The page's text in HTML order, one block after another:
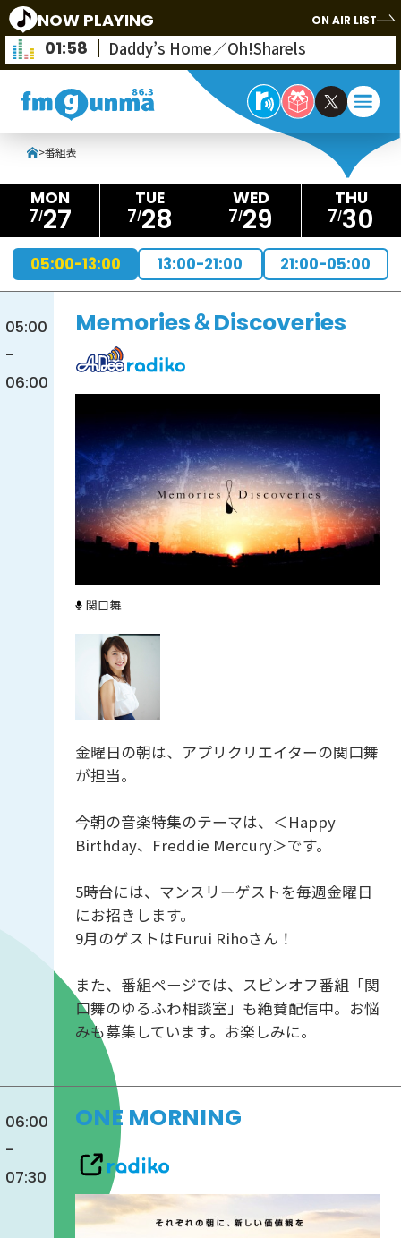
NOW PLAYING ON AIR LIST
01:58 Daddy’s Home／Oh!Sharels
>番組表
7 27 7 28 7 29 7 30
05:00-13:00 13:00-21:00 21:00-05:00
05:00
-
06:00
Memories＆Discoveries
関口舞
金曜日の朝は、アプリクリエイターの関口舞
が担当。
今朝の音楽特集のテーマは、＜Happy
Birthday、Freddie Mercury＞です。
5時台には、マンスリーゲストを毎週金曜日
にお招きします。
9月のゲストはFurui Rihoさん！
また、番組ページでは、スピンオフ番組「関
口舞のゆるふわ相談室」も絶賛配信中。お悩
みも募集しています。お楽しみに。
06:00
-
07:30
ONE MORNING